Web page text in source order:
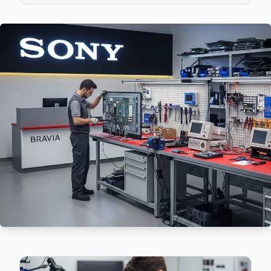
Batıköy mahallesi Sony TV servis hattımız günlük olarak
Sony Servis Merkezi →
Celaliye Sony Servis
Büyükçekmece'nın Celaliye bölgesindeki Sony
Büyükçekmece Sony Servis →
Cumhuriyet Sony Servis
Cumhuriyet semtindeki Sony TV sorunları için kapıya
Büyükçekmece TV Servis Merkezi →
Çakmaklı Sony Servis
Büyükçekmece'da Çakmaklı bölgesindeki Sony
Çakmaklı Sony Açılmıyor Arıza →
Dizdariye'de Sony TV güç kartı kondansatör şişmesi en